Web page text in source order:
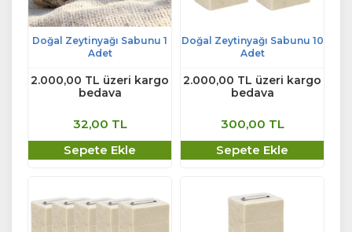
Doğal Zeytinyağı Sabunu 1
Adet
2.000,00 TL üzeri kargo
bedava
32,00 TL
Sepete Ekle
Doğal Zeytinyağı Sabunu 10
Adet
2.000,00 TL üzeri kargo
bedava
300,00 TL
Sepete Ekle